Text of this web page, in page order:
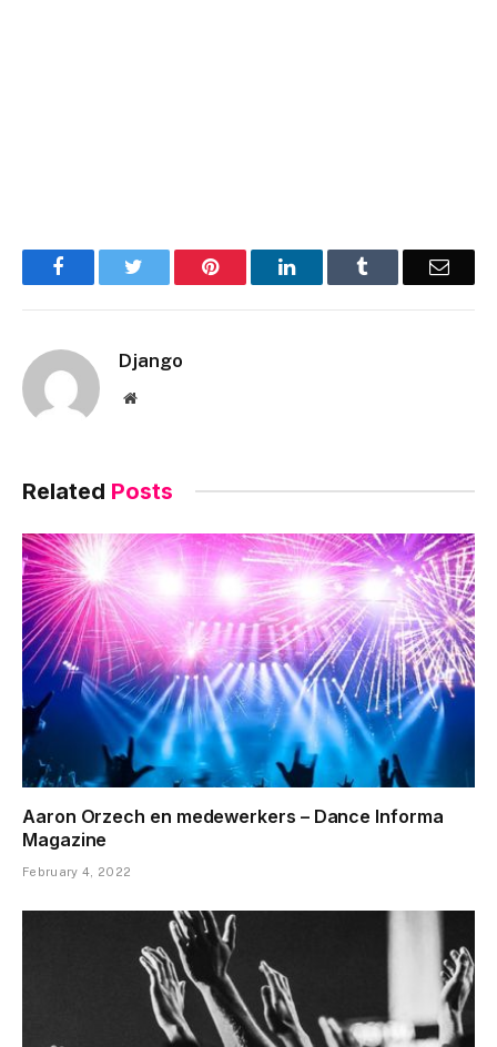
Facebook Pinterest LinkedIn Email
Django
Website
Related Posts
Aaron Orzech en medewerkers – Dance Informa
Magazine
February 4, 2022